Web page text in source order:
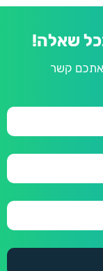
שאלה!
אתכם קשר